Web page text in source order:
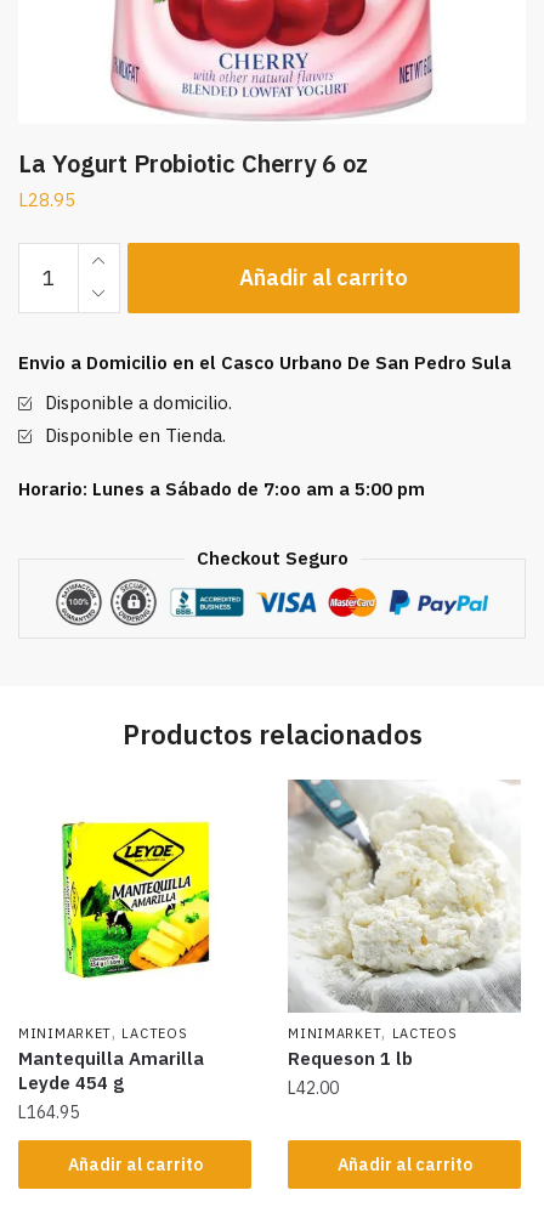
La Yogurt Probiotic Cherry 6 oz
L28.95
Yogurt
Probiotic
6
oz
cantidad
Añadir al carrito
Envio a Domicilio en el Casco Urbano De San Pedro Sula
Disponible a domicilio.
Disponible en Tienda.
Horario: Lunes a Sábado de 7:oo am a 5:00 pm
Checkout Seguro
Productos relacionados
MINIMARKET, LACTEOS
Mantequilla Amarilla
Leyde 454 g
L164.95
Añadir al carrito
MINIMARKET, LACTEOS
Requeson 1 lb
L42.00
Añadir al carrito